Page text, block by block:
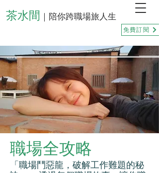
茶水間 ｜陪你跨職場旅人生
免費訂閱
職場全攻略
「職場鬥惡龍，破解工作難題的秘